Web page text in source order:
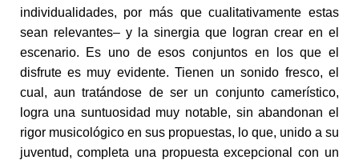
individualidades, por más que cualitativamente estas
sean relevantes– y la sinergia que logran crear en el
escenario. Es uno de esos conjuntos en los que el
disfrute es muy evidente. Tienen un sonido fresco, el
cual, aun tratándose de ser un conjunto camerístico,
logra una suntuosidad muy notable, sin abandonan el
rigor musicológico en sus propuestas, lo que, unido a su
juventud, completa una propuesta excepcional con un